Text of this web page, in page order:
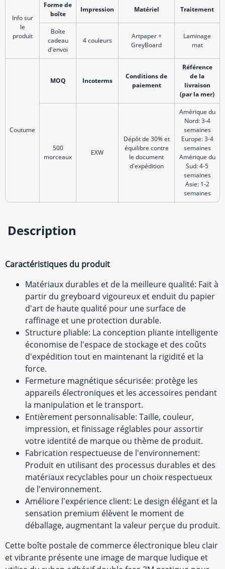
Info sur
le
produit
Forme de
boîte
Impression Matériel Traitement
Boîte
cadeau
d'envoi
4 couleurs
Artpaper +
GreyBoard
Laminage
mat
Coutume
MOQ Incoterms
Conditions de
paiement
Référence
de la
livraison
(par la mer)
500
morceaux
EXW
Dépôt de 30% et
équilibre contre
le document
d'expédition
Amérique du
Nord: 3-4
semaines
Europe: 3-4
semaines
Amérique du
Sud: 4-5
semaines
Asie: 1-2
semaines
Description
Caractéristiques du produit
Matériaux durables et de la meilleure qualité: Fait à
partir du greyboard vigoureux et enduit du papier
d'art de haute qualité pour une surface de
raffinage et une protection durable.
Structure pliable: La conception pliante intelligente
économise de l'espace de stockage et des coûts
d'expédition tout en maintenant la rigidité et la
force.
Fermeture magnétique sécurisée: protège les
appareils électroniques et les accessoires pendant
la manipulation et le transport.
Entièrement personnalisable: Taille, couleur,
impression, et finissage réglables pour assortir
votre identité de marque ou thème de produit.
Fabrication respectueuse de l'environnement:
Produit en utilisant des processus durables et des
matériaux recyclables pour un choix respectueux
de l'environnement.
Améliore l'expérience client: Le design élégant et la
sensation premium élèvent le moment de
déballage, augmentant la valeur perçue du produit.
Cette boîte postale de commerce électronique bleu clair
et vibrante présente une image de marque ludique et